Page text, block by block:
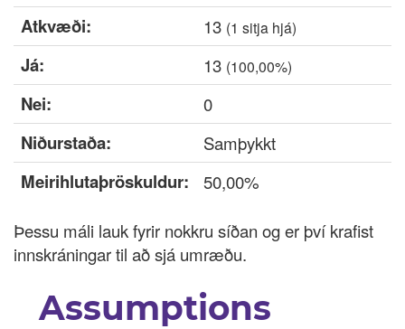
Atkvæði: 13 (1 sitja hjá)
Já: 13 (100,00%)
Nei: 0
Niðurstaða: Samþykkt
Meirihlutaþröskuldur: 50,00%
Þessu máli lauk fyrir nokkru síðan og er því krafist
innskráningar til að sjá umræðu.
Assumptions